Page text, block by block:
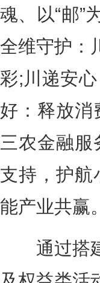
魂、以“邮”
全维守护：
彩;川递安
好：释放消
三农金融服
支持，护航
能产业共赢。
通过搭建